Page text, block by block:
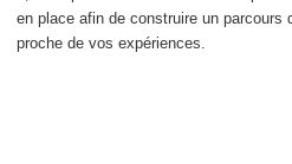
en place afin de construire un
proche de vos expériences.